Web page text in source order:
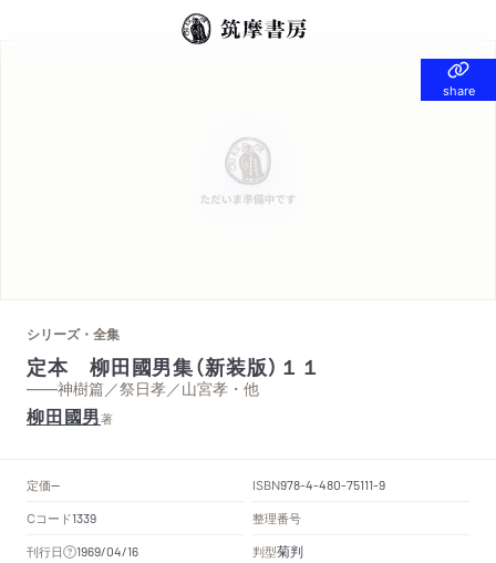
share
share
シリーズ・全集
定本 柳田國男集（新装版）１１
——神樹篇／祭日孝／山宮孝・他
柳田國男著
定価-- ISBN978-4-480-75111-9
Cコード1339
整理番号
刊行日
1969/04/16 判型菊判